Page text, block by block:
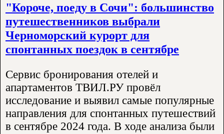
"Короче, поеду в Сочи": большинство
путешественников выбрали
Черноморский курорт для
спонтанных поездок в сентябре
Сервис бронирования отелей и
апартаментов ТВИЛ.РУ провёл
исследование и выявил самые популярные
направления для спонтанных путешествий
в сентябре 2024 года. В ходе анализа были